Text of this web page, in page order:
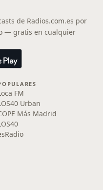
de Radios.com.es por
— gratis en cualquier
FM
Urban
Más Madrid